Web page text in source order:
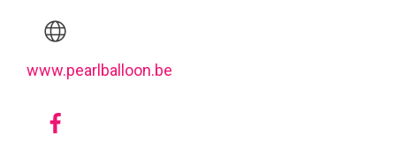
www.pearlballoon.be